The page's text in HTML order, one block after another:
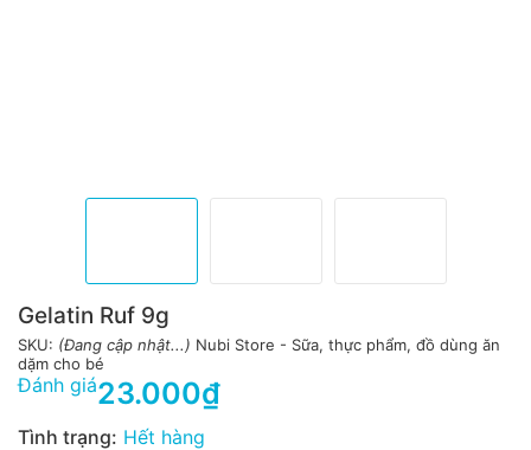
Gelatin Ruf 9g
SKU: (Đang cập nhật...) Nubi Store - Sữa, thực phẩm, đồ dùng ăn
dặm cho bé
Đánh giá23.000₫
Tình trạng: Hết hàng